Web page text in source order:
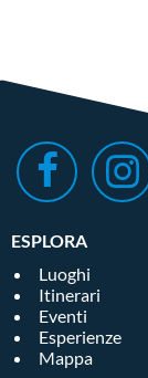
ESPLORA
Luoghi
Itinerari
Eventi
Esperienze
Mappa